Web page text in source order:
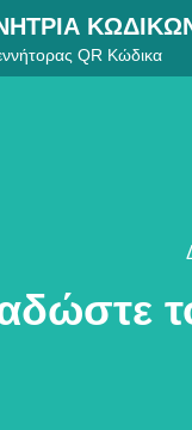
QR Κώδικα